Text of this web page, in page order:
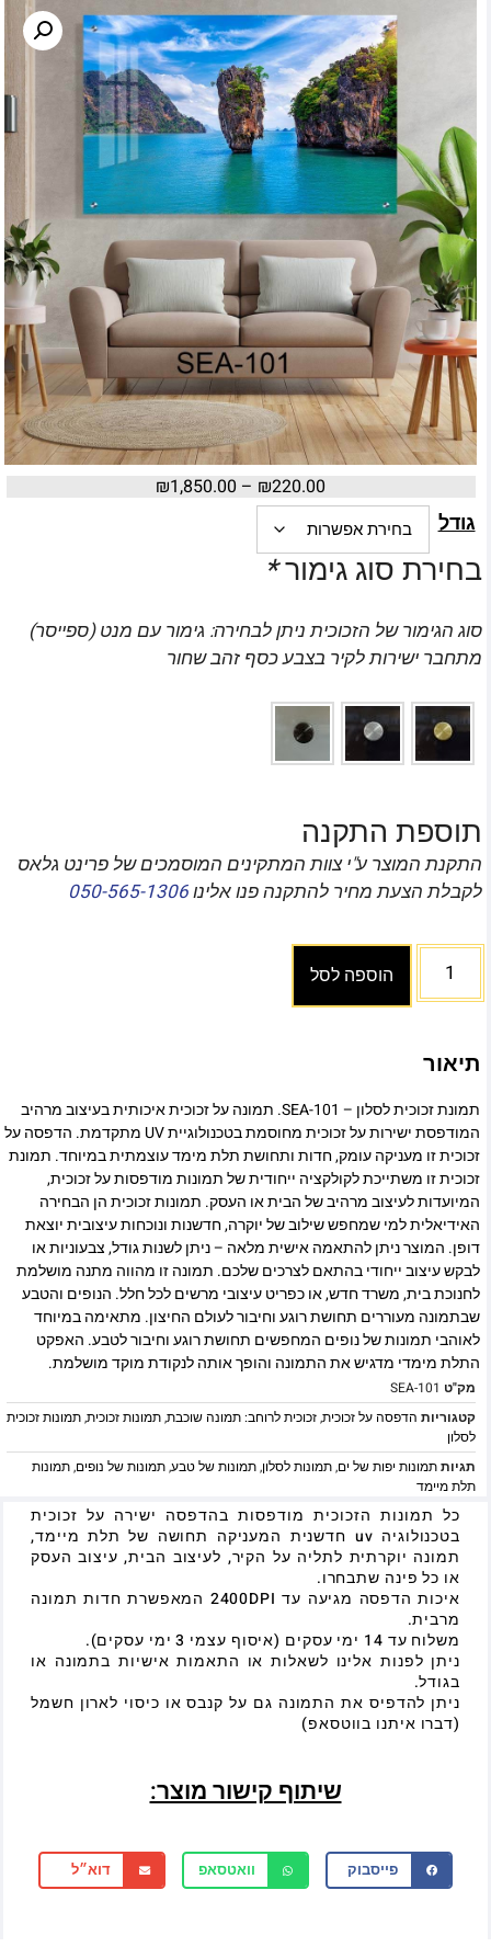
₪220.00
–
₪1,850.00
גודל
בחירת סוג גימור*
סוג הגימור של הזכוכית ניתן לבחירה: גימור עם מנט (ספייסר)
מתחבר ישירות לקיר בצבע כסף זהב שחור
תוספת התקנה
התקנת המוצר ע"י צוות המתקינים המוסמכים של פרינט גלאס
לקבלת הצעת מחיר להתקנה פנו אלינו050-565-1306
הוספה לסל
תיאור
תמונת זכוכית לסלון – SEA-101. תמונה על זכוכית איכותית בעיצוב מרהיב
המודפסת ישירות על זכוכית מחוסמת בטכנולוגיית UV מתקדמת. הדפסה על
זכוכית זו מעניקה עומק, חדות ותחושת תלת מימד עוצמתית במיוחד. תמונת
זכוכית זו משתייכת לקולקציה ייחודית של תמונות מודפסות על זכוכית,
המיועדות לעיצוב מרהיב של הבית או העסק. תמונות זכוכית הן הבחירה
האידיאלית למי שמחפש שילוב של יוקרה, חדשנות ונוכחות עיצובית יוצאת
דופן. המוצר ניתן להתאמה אישית מלאה – ניתן לשנות גודל, צבעוניות או
לבקש עיצוב ייחודי בהתאם לצרכים שלכם. תמונה זו מהווה מתנה מושלמת
לחנוכת בית, משרד חדש, או כפריט עיצובי מרשים לכל חלל. הנופים והטבע
שבתמונה מעוררים תחושת רוגע וחיבור לעולם החיצון. מתאימה במיוחד
לאוהבי תמונות של נופים המחפשים תחושת רוגע וחיבור לטבע. האפקט
התלת מימדי מדגיש את התמונה והופך אותה לנקודת מוקד מושלמת.
מק"ט SEA-101
קטגוריות הדפסה על זכוכית,זכוכית לרוחב: תמונה שוכבת,תמונות זכוכית,תמונות זכוכית
לסלון
תגיותתמונות יפות של ים,תמונות לסלון,תמונות של טבע,תמונות של נופים,תמונות
תלת מיימד
כל תמונות הזכוכית מודפסות בהדפסה ישירה על זכוכית
בטכנולוגיה uv חדשנית המעניקה תחושה של תלת מיימד,
תמונה יוקרתית לתליה על הקיר, לעיצוב הבית, עיצוב העסק
או כל פינה שתבחרו.
איכות הדפסה מגיעה עד 2400DPI המאפשרת חדות תמונה
מרבית.
משלוח עד 14 ימי עסקים (איסוף עצמי 3 ימי עסקים).
ניתן לפנות אלינו לשאלות או התאמות אישיות בתמונה או
בגודל.
ניתן להדפיס את התמונה גם על קנבס או כיסוי לארון חשמל
(דברו איתנו בווטסאפ)
שיתוף קישור מוצר:
פייסבוק וואטסאפ דוא״ל